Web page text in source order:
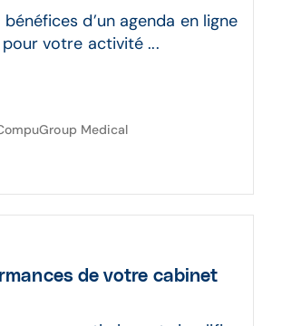
d’un agenda en ligne
votre activité ...
Medical
de votre cabinet